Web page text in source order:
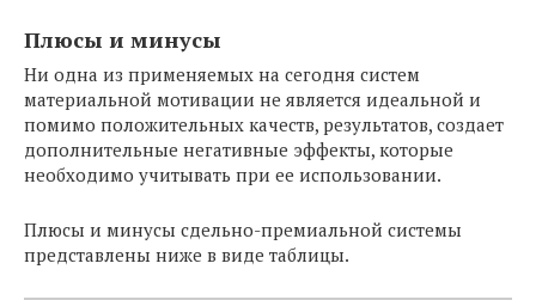
Плюсы и минусы
Ни одна из применяемых на сегодня систем
материальной мотивации не является идеальной и
помимо положительных качеств, результатов, создает
дополнительные негативные эффекты, которые
необходимо учитывать при ее использовании.
Плюсы и минусы сдельно-премиальной системы
представлены ниже в виде таблицы.